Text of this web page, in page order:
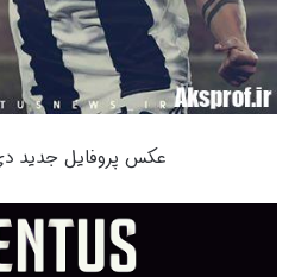
عکس پروفایل جدید